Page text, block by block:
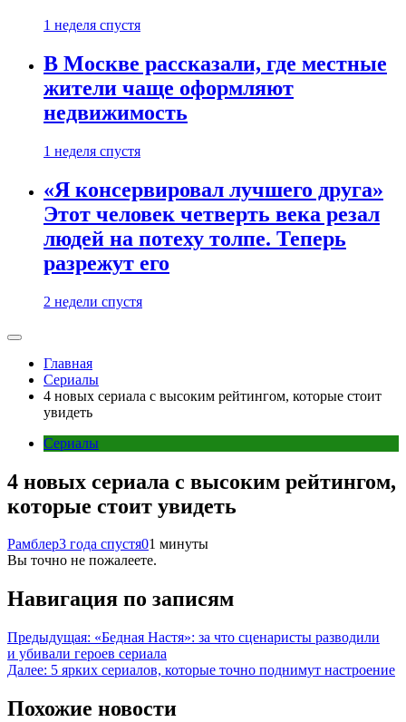
1 неделя спустя
В Москве рассказали, где местные
жители чаще оформляют
недвижимость
1 неделя спустя
«Я консервировал лучшего друга»
Этот человек четверть века резал
людей на потеху толпе. Теперь
разрежут его
2 недели спустя
Главная
Сериалы
4 новых сериала с высоким рейтингом, которые стоит
увидеть
Сериалы
4 новых сериала с высоким рейтингом,
которые стоит увидеть
Рамблер3 года спустя01 минуты
Вы точно не пожалеете.
Навигация по записям
Предыдущая: «Бедная Настя»: за что сценаристы разводили
и убивали героев сериала
Далее: 5 ярких сериалов, которые точно поднимут настроение
Похожие новости